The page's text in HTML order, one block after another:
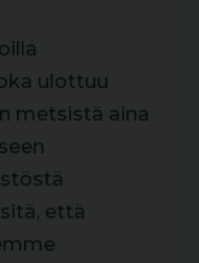
ulottuu
metsistä aina
että